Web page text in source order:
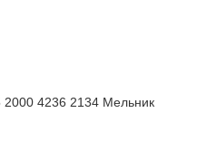
2000 4236 2134 Мельник